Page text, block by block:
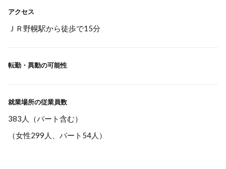
アクセス
ＪＲ野幌駅から徒歩で15分
転勤・異動の可能性
就業場所の従業員数
383人（パート含む）
（女性299人、パート54人）